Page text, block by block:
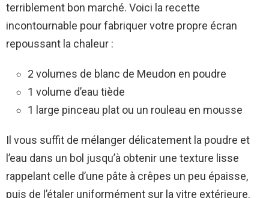
terriblement bon marché. Voici la recette
incontournable pour fabriquer votre propre écran
repoussant la chaleur :
2 volumes de blanc de Meudon en poudre
1 volume d’eau tiède
1 large pinceau plat ou un rouleau en mousse
Il vous suffit de mélanger délicatement la poudre et
l’eau dans un bol jusqu’à obtenir une texture lisse
rappelant celle d’une pâte à crêpes un peu épaisse,
puis de l’étaler uniformément sur la vitre extérieure.